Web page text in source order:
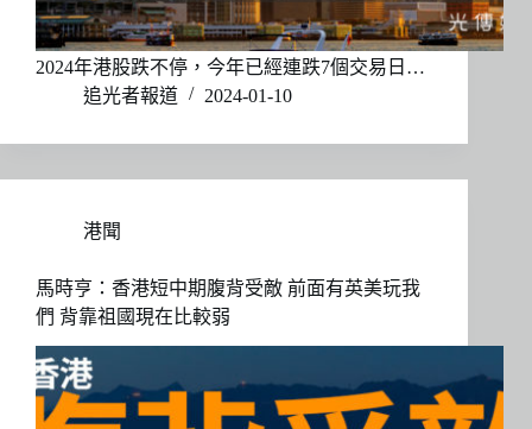
2024年港股跌不停，今年已經連跌7個交易日…
追光者報道
2024-01-10
港聞
馬時亨：香港短中期腹背受敵 前面有英美玩我
們 背靠祖國現在比較弱